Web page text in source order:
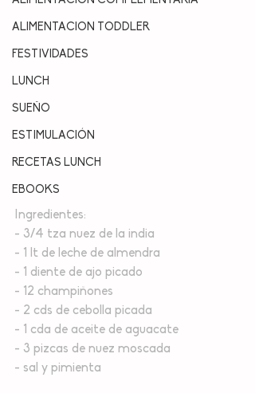
ALIMENTACION TODDLER
FESTIVIDADES
LUNCH
SUEÑO
ESTIMULACIÓN
RECETAS LUNCH
EBOOKS
Ingredientes:
- 3/4 tza nuez de la india
- 1 lt de leche de almendra
- 1 diente de ajo picado
- 12 champiñones
- 2 cds de cebolla picada
- 1 cda de aceite de aguacate
- 3 pizcas de nuez moscada
- sal y pimienta